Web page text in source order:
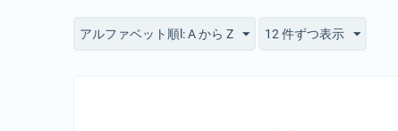
アルファベット順l: A から Z 12 件ずつ表示